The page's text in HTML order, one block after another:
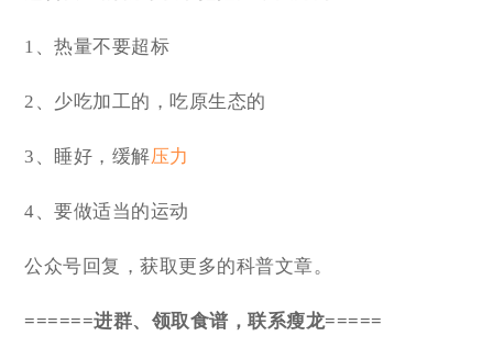
1、热量不要超标
2、少吃加工的，吃原生态的
3、睡好，缓解压力
4、要做适当的运动
公众号回复，获取更多的科普文章。
======进群、领取食谱，联系瘦龙=====